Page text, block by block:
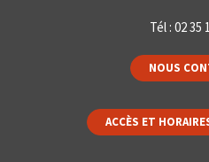
Tél : 02 35
NOUS
ACCÈS ET